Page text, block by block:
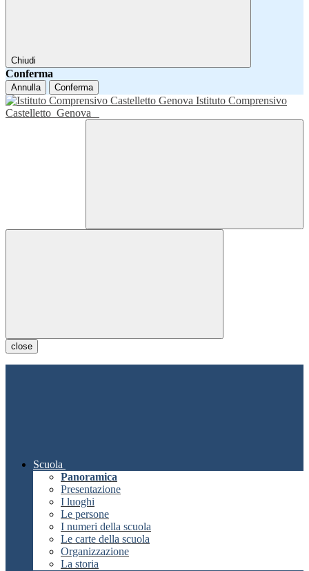
Chiudi
Conferma
Annulla Conferma
Istituto Comprensivo
Castelletto Genova
close
Scuola
Panoramica
Presentazione
I luoghi
Le persone
I numeri della scuola
Le carte della scuola
Organizzazione
La storia